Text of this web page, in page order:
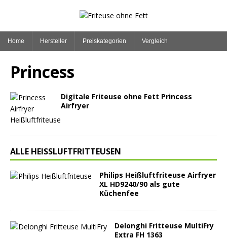
Home Hersteller Preiskategorien Vergleich
Princess
Digitale Friteuse ohne Fett Princess
Airfryer
ALLE HEISSLUFTFRITTEUSEN
Philips Heißluftfriteuse Airfryer
XL HD9240/90 als gute
Küchenfee
Delonghi Fritteuse MultiFry
Extra FH 1363